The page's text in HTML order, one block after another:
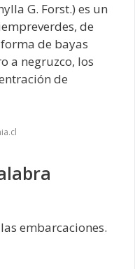
G. Forst.) es un
de
de bayas
a negruzco, los
de
embarcaciones.